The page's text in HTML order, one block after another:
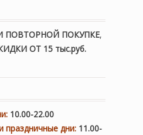
ПОВТОРНОЙ ПОКУПКЕ,
ОТ 15 тыс.руб.
: 10.00-22.00
праздничные дни:11.00-